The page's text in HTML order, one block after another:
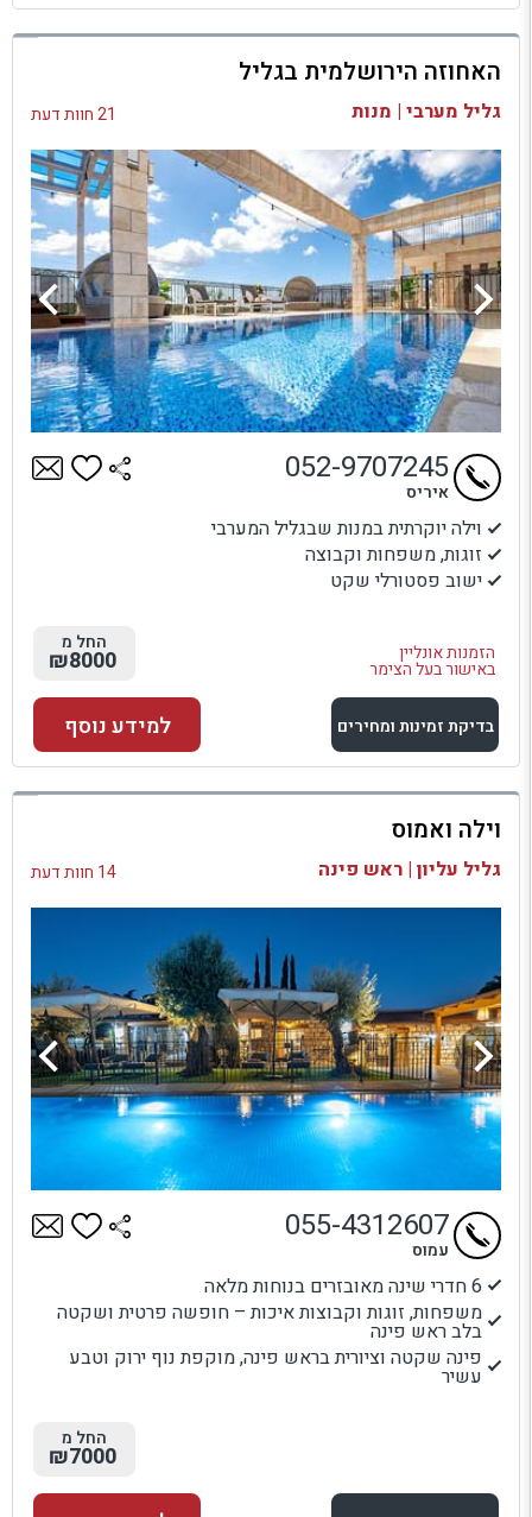
למתחם זה
בדיקת זמינות ומחירים
האחוזה הירושלמית בגליל
גליל מערבי | מנות 21 חוות דעת
וילה יוקרתית במנות שבגליל המערבי
זוגות, משפחות וקבוצה
ישוב פסטורלי שקט
הזמנות אונליין
באישור בעל הצימר
052-9707245
איריס
החל מ
₪8000
בדיקת זמינות ומחירים
למתחם זה
בדיקת זמינות ומחירים
למידע נוסף
וילה ואמוס
גליל עליון | ראש פינה 14 חוות דעת
6 חדרי שינה מאובזרים בנוחות מלאה
משפחות, זוגות וקבוצות איכות – חופשה פרטית ושקטה
בלב ראש פינה
פינה שקטה וציורית בראש פינה, מוקפת נוף ירוק וטבע
עשיר
055-4312607
עמוס
החל מ
₪7000